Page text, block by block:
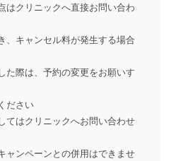
はクリニックへ直接お問い合わ
、キャンセル料が発生する場合
た際は、予約の変更をお願いす
ださい
てはクリニックへお問い合わせ
ャンペーンとの併用はできませ